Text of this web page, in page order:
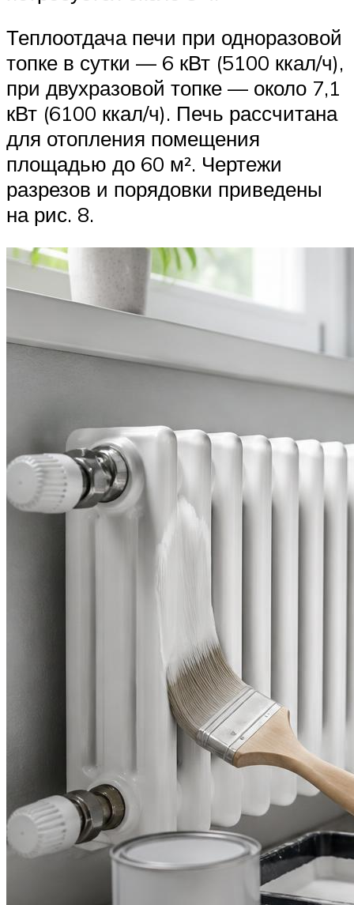
Теплоотдача печи при одноразовой
топке в сутки — 6 кВт (5100 ккал/ч),
при двухразовой топке — около 7,1
кВт (6100 ккал/ч). Печь рассчитана
для отопления помещения
площадью до 60 м². Чертежи
разрезов и порядовки приведены
на рис. 8.